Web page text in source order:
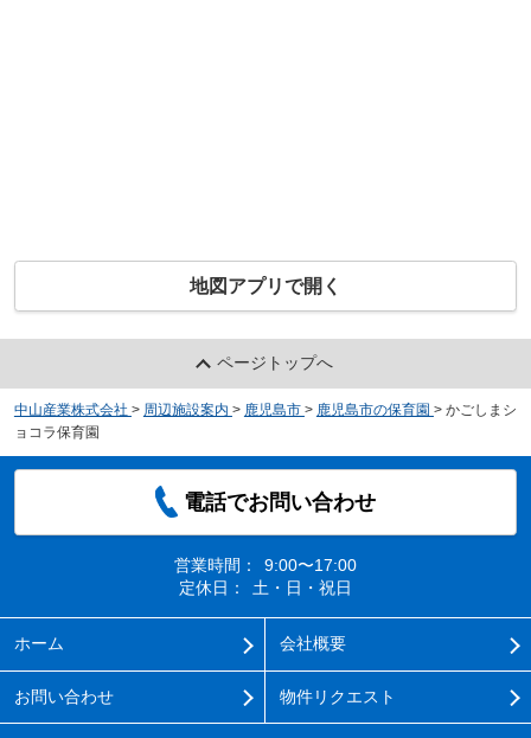
地図アプリで開く
ページトップへ
中山産業株式会社 > 周辺施設案内 > 鹿児島市 > 鹿児島市の保育園 > かごしまシ
ョコラ保育園
電話でお問い合わせ
営業時間：
9:00〜17:00
定休日：
土・日・祝日
ホーム 会社概要
お問い合わせ 物件リクエスト